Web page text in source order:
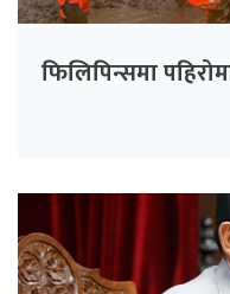
फिलिपिन्समा